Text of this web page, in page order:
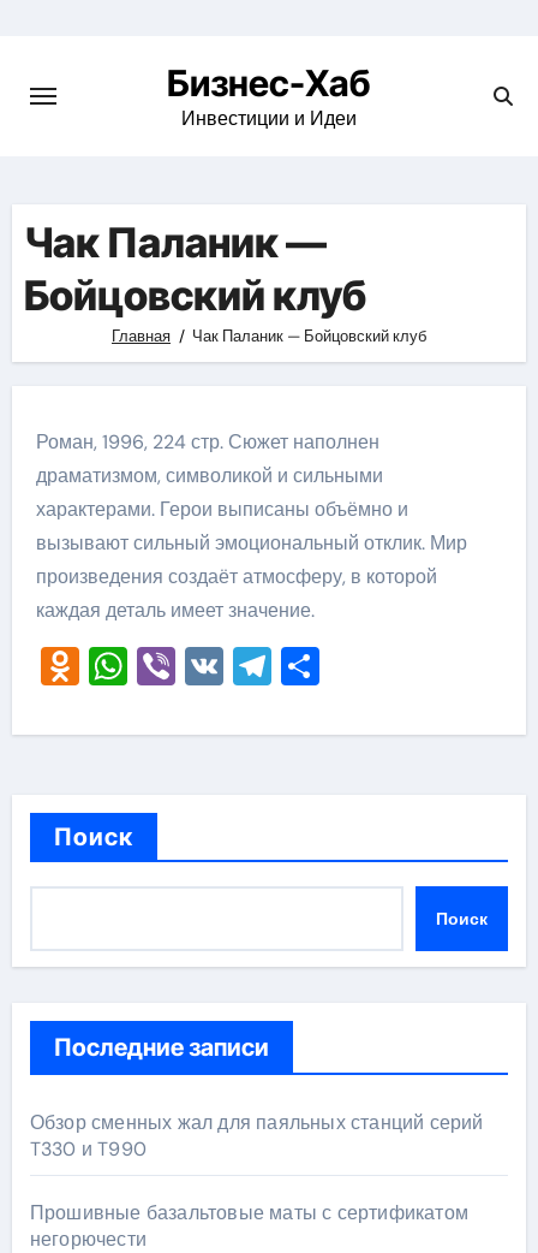
content
Бизнес-Хаб
Инвестиции и Идеи
Чак Паланик —
Бойцовский клуб
Главная Чак Паланик — Бойцовский клуб
Роман, 1996, 224 стр. Сюжет наполнен
драматизмом, символикой и сильными
характерами. Герои выписаны объёмно и
вызывают сильный эмоциональный отклик. Мир
произведения создаёт атмосферу, в которой
каждая деталь имеет значение.
Odnoklassniki
WhatsApp
Viber
VKTelegram
Отправить
Поиск
Поиск
Последние записи
Обзор сменных жал для паяльных станций серий
T330 и T990
Прошивные базальтовые маты с сертификатом
негорючести